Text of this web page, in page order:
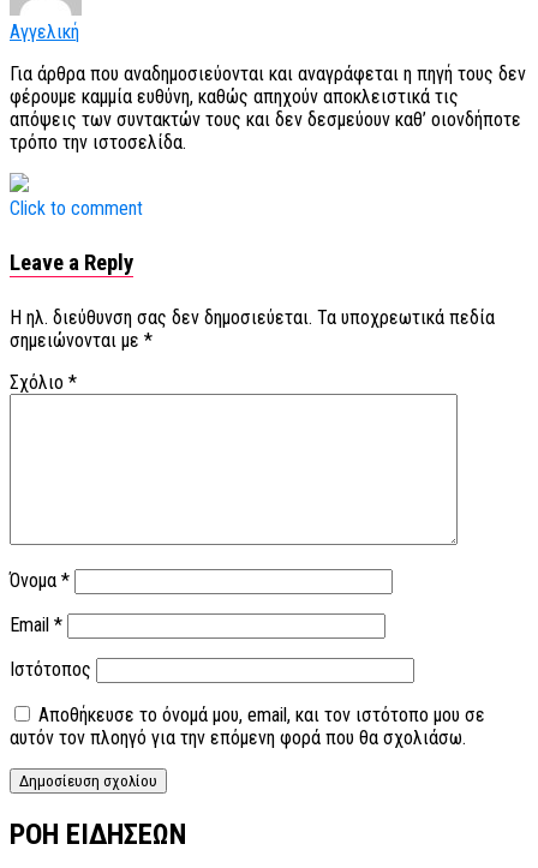
Αγγελική
Για άρθρα που αναδημοσιεύονται και αναγράφεται η πηγή τους δεν
φέρουμε καμμία ευθύνη, καθώς απηχούν αποκλειστικά τις
απόψεις των συντακτών τους και δεν δεσμεύουν καθ’ οιονδήποτε
τρόπο την ιστοσελίδα.
Click to comment
Leave a Reply
Η ηλ. διεύθυνση σας δεν δημοσιεύεται. Τα υποχρεωτικά πεδία
σημειώνονται με *
Σχόλιο *
Όνομα *
Email *
Ιστότοπος
Αποθήκευσε το όνομά μου, email, και τον ιστότοπο μου σε
αυτόν τον πλοηγό για την επόμενη φορά που θα σχολιάσω.
ΡΟΗ ΕΙΔΗΣΕΩΝ